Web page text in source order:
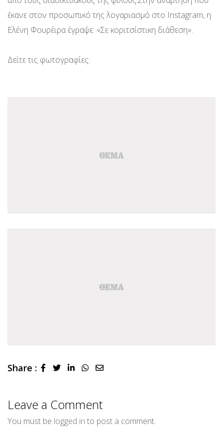
έκανε στον προσωπικό της λογαριασμό στο Instagram, η
Ελένη Φουρέιρα έγραψε: «Σε κοριτσίστικη διάθεση».
Δείτε τις φωτογραφίες:
Share : LinkedInWhatsapp
Share
Leave a Comment
You must be logged in to post a comment.